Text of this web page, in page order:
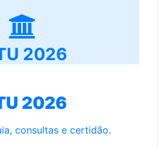
2026
2026
consultas e certidão.